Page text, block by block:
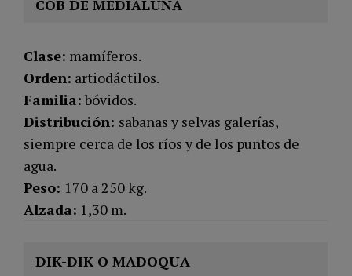
COB DE MEDIALUNA
Clase: mamíferos.
Orden: artiodáctilos.
Familia: bóvidos.
Distribución: sabanas y selvas galerías,
siempre cerca de los ríos y de los puntos de
agua.
Peso: 170 a 250 kg.
Alzada: 1,30 m.
DIK-DIK O MADOQUA